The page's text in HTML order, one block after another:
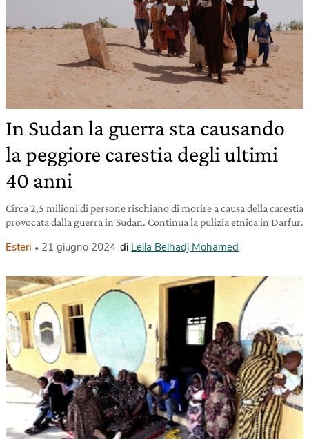
In Sudan la guerra sta causando
la peggiore carestia degli ultimi
40 anni
Circa 2,5 milioni di persone rischiano di morire a causa della carestia
provocata dalla guerra in Sudan. Continua la pulizia etnica in Darfur.
Esteri 21 giugno 2024 di Leila Belhadj Mohamed